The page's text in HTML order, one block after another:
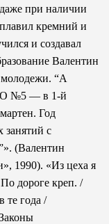
при наличии
кремний и
и создавал
Валентин
“А
№5 — в 1-й
Год
занятий с
(Валентин
1990). «Из цеха я
дороге креп. /
те года /